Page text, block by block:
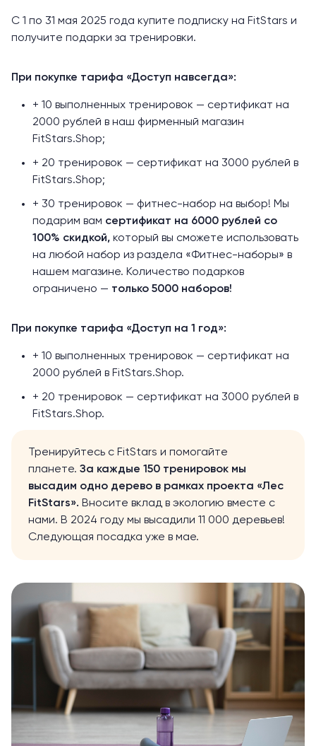
С 1 по 31 мая 2025 года купите подписку на FitStars и
получите подарки за тренировки.
При покупке тарифа «Доступ навсегда»:
+ 10 выполненных тренировок — сертификат на
2000 рублей в наш фирменный магазин
FitStars.Shop;
+ 20 тренировок — сертификат на 3000 рублей в
FitStars.Shop;
+ 30 тренировок — фитнес-набор на выбор! Мы
подарим вам сертификат на 6000 рублей со
100% скидкой, который вы сможете использовать
на любой набор из раздела «Фитнес-наборы» в
нашем магазине. Количество подарков
ограничено — только 5000 наборов!
При покупке тарифа «Доступ на 1 год»:
+ 10 выполненных тренировок — сертификат на
2000 рублей в FitStars.Shop.
+ 20 тренировок — сертификат на 3000 рублей в
FitStars.Shop.
Тренируйтесь с FitStars и помогайте
планете. За каждые 150 тренировок мы
высадим одно дерево в рамках проекта «Лес
FitStars». Вносите вклад в экологию вместе с
нами. В 2024 году мы высадили 11 000 деревьев!
Следующая посадка уже в мае.